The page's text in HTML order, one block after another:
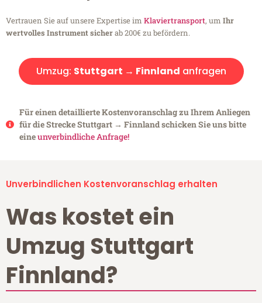
Vertrauen Sie auf unsere Expertise im Klaviertransport, um Ihr
wertvolles Instrument sicherab 200€ zu befördern.
Umzug: Stuttgart → Finnland anfragen
Für einen detaillierte Kostenvoranschlag zu Ihrem Anliegen
für die Strecke Stuttgart → Finnland schicken Sie uns bitte
eineunverbindliche Anfrage!
Unverbindlichen Kostenvoranschlag erhalten
Was kostet ein
Umzug Stuttgart
Finnland?